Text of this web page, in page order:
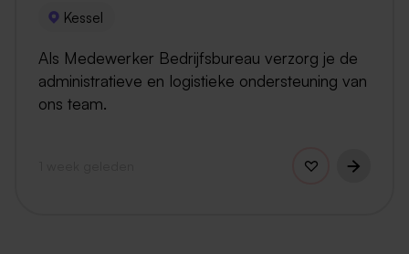
Kessel
Als Medewerker Bedrijfsbureau verzorg je de
administratieve en logistieke ondersteuning van
ons team.